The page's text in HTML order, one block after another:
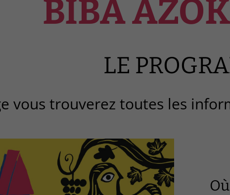
BIBA
LE
vous trouverez toutes les